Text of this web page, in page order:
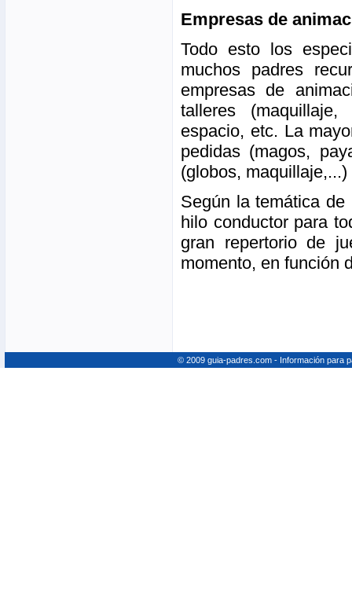
Empresas de
Todo esto los
muchos padres
empresas de
talleres (maquillaje,
espacio, etc. La
pedidas (magos,
(globos, maquillaje,...)
Según la temática
hilo conductor para
gran repertorio de
momento, en función
© 2009 guia-padres.com - Información para